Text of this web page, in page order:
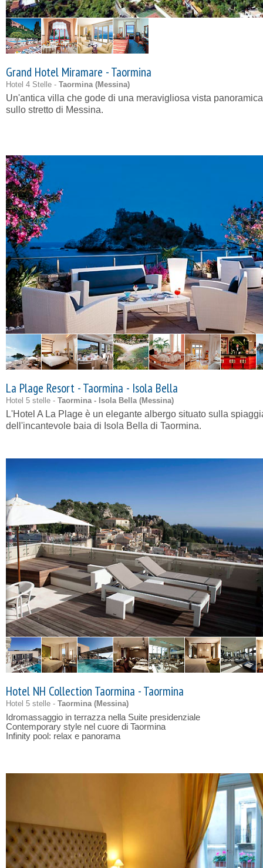
Grand Hotel Miramare - Taormina
Hotel 4 Stelle - Taormina (Messina)
Un'antica villa che gode di una meravigliosa vista panoramica
sullo stretto di Messina.
La Plage Resort - Taormina - Isola Bella
Hotel 5 stelle - Taormina - Isola Bella (Messina)
L'Hotel A La Plage è un elegante albergo situato sulla
dell'incantevole baia di Isola Bella di Taormina.
Hotel NH Collection Taormina - Taormina
Hotel 5 stelle - Taormina (Messina)
Idromassaggio in terrazza nella Suite presidenziale
Contemporary style nel cuore di Taormina
Infinity pool: relax e panorama